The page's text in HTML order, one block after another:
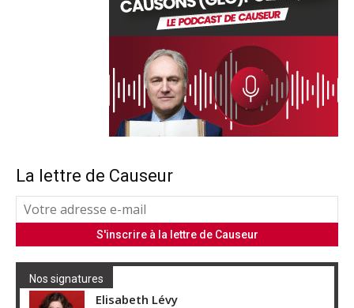
La lettre de Causeur
Nos signatures
Elisabeth Lévy